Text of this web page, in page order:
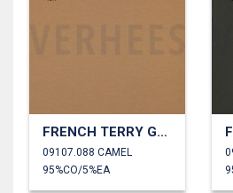
FRENCH TERRY GOTS
09107.088 CAMEL
95%CO/5%EA